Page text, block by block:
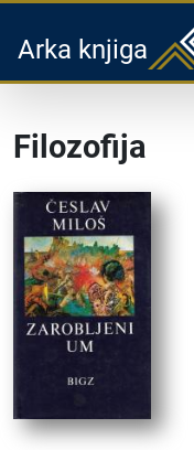
Arka knjiga
Filozofija